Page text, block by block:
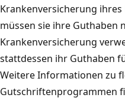
Krankenversicherung
müssen sie ihre Guthaben
Krankenversicherung
stattdessen ihr Guthaben
Weitere Informationen zu
Gutschriftenprogrammen